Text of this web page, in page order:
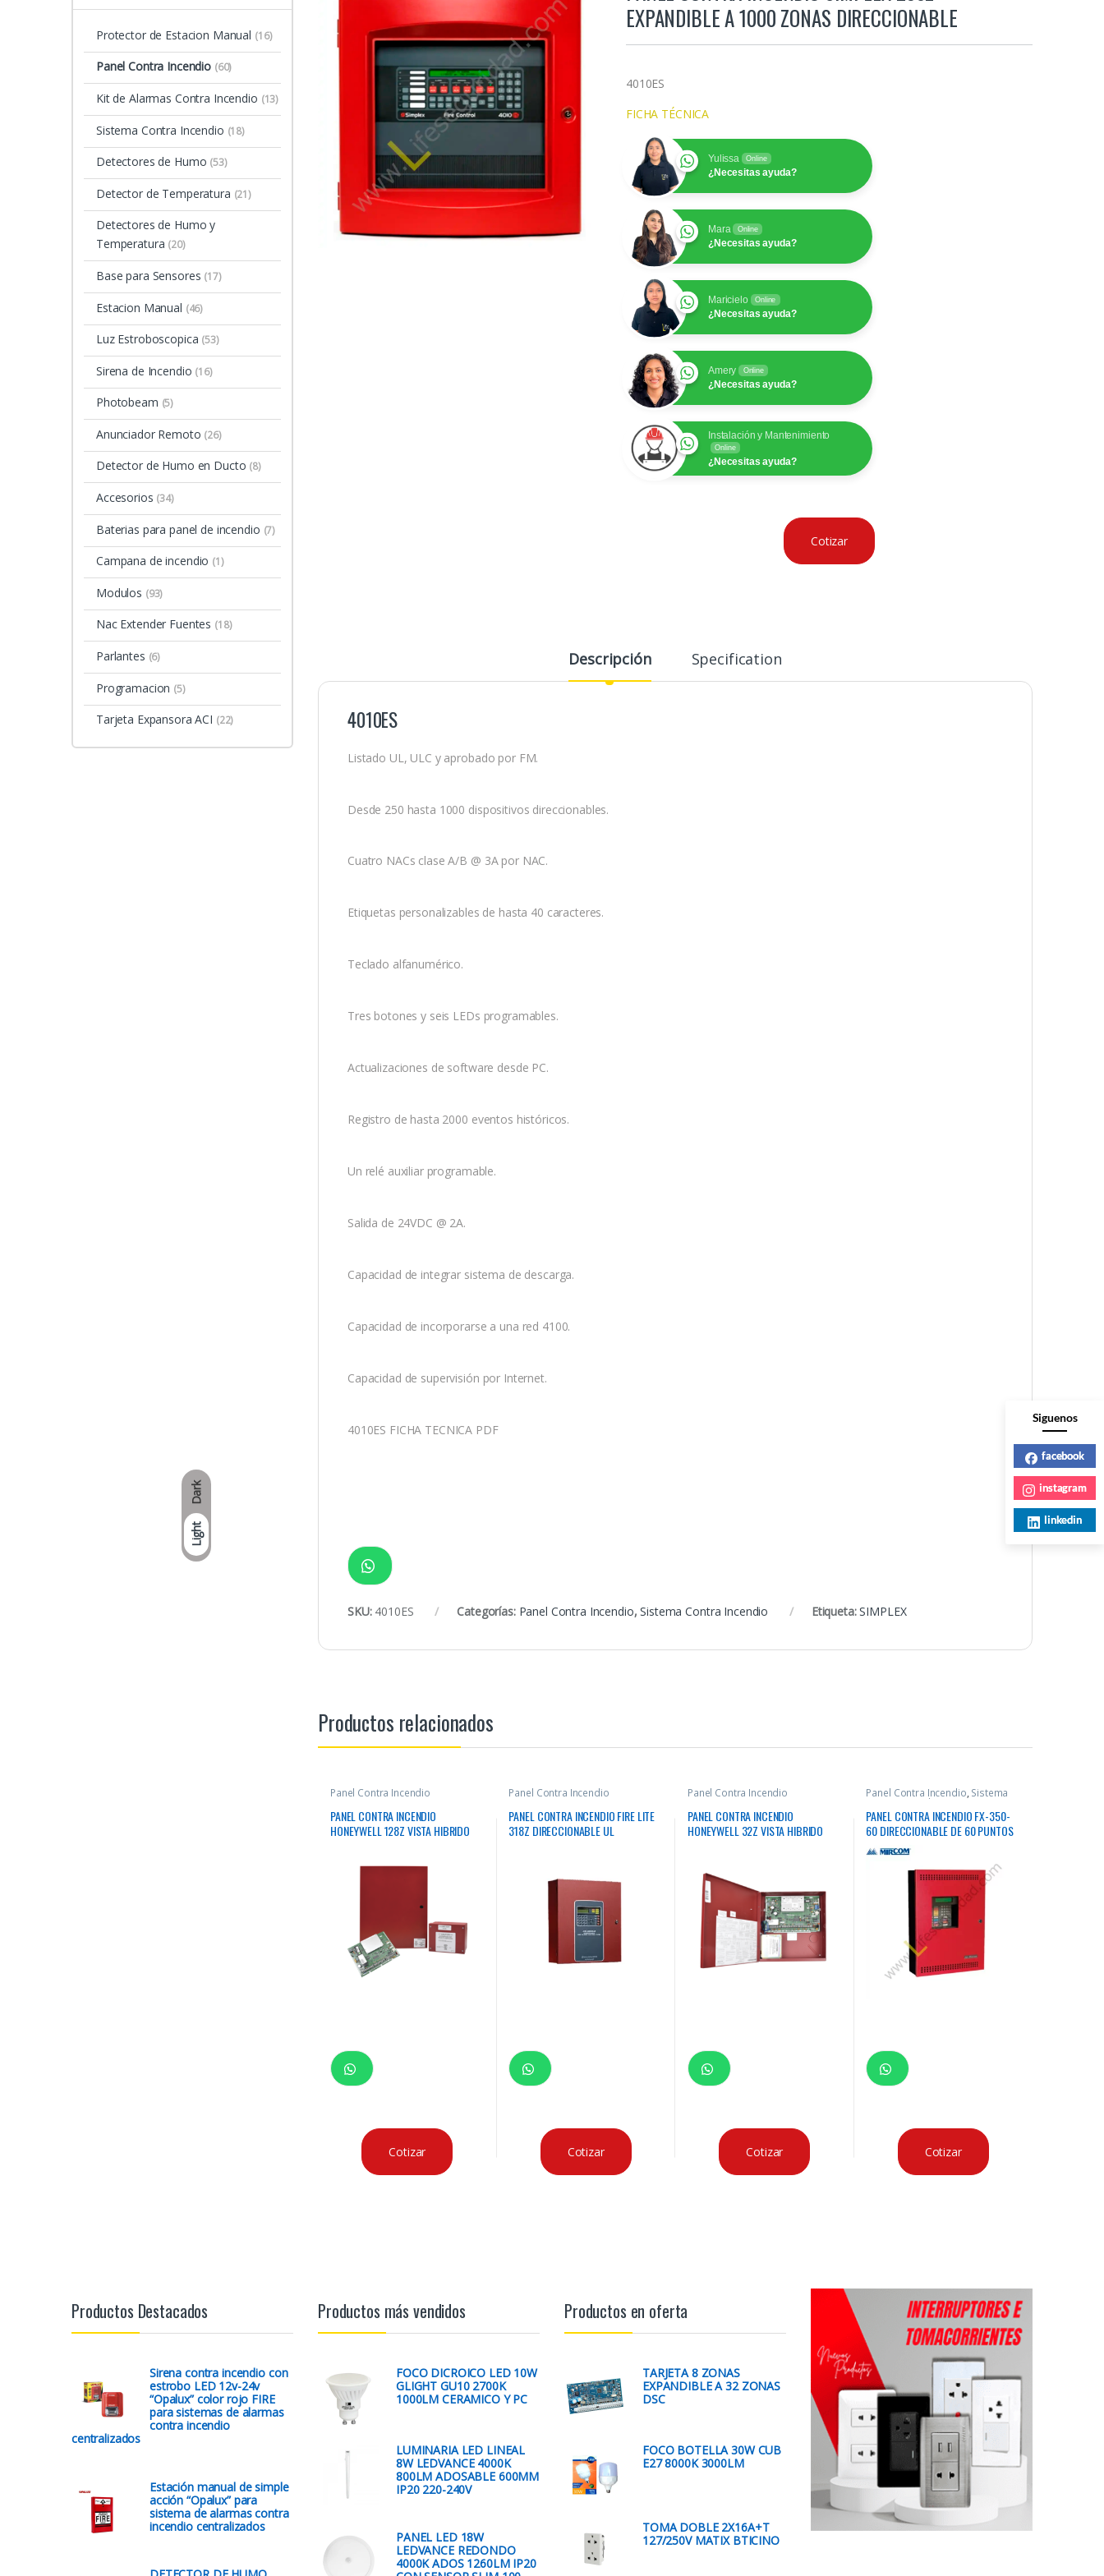
Dark
Light
EXPANDIBLE A 1000 ZONAS DIRECCIONABLE
4010ES
FICHA TÉCNICA
Yulissa Online
¿Necesitas ayuda?
Mara Online
¿Necesitas ayuda?
Maricielo Online
¿Necesitas ayuda?
Amery Online
¿Necesitas ayuda?
Instalación y Mantenimiento
Online
¿Necesitas ayuda?
Cotizar
Descripción Specification
4010ES
Listado UL, ULC y aprobado por FM.
Desde 250 hasta 1000 dispositivos direccionables.
Cuatro NACs clase A/B @ 3A por NAC.
Etiquetas personalizables de hasta 40 caracteres.
Teclado alfanumérico.
Tres botones y seis LEDs programables.
Actualizaciones de software desde PC.
Registro de hasta 2000 eventos históricos.
Un relé auxiliar programable.
Salida de 24VDC @ 2A.
Capacidad de integrar sistema de descarga.
Capacidad de incorporarse a una red 4100.
Capacidad de supervisión por Internet.
4010ES FICHA TECNICA PDF
SKU: 4010ES Categorías: Panel Contra Incendio,Sistema Contra Incendio Etiqueta:SIMPLEX
Productos relacionados
Panel Contra Incendio
PANEL CONTRA INCENDIO
HONEYWELL 128Z VISTA HIBRIDO
Cotizar
Panel Contra Incendio
PANEL CONTRA INCENDIO FIRE LITE
318Z DIRECCIONABLE UL
Cotizar
Panel Contra Incendio
PANEL CONTRA INCENDIO
HONEYWELL 32Z VISTA HIBRIDO
Cotizar
Panel Contra Incendio, Sistema
Contra Incendio
PANEL CONTRA INCENDIO FX-350-
60 DIRECCIONABLE DE 60 PUNTOS
MIRCOM
Cotizar
Protector de Estacion Manual (16)
Panel Contra Incendio (60)
Kit de Alarmas Contra Incendio (13)
Sistema Contra Incendio (18)
Detectores de Humo (53)
Detector de Temperatura (21)
Detectores de Humo y
Temperatura (20)
Base para Sensores (17)
Estacion Manual (46)
Luz Estroboscopica (53)
Sirena de Incendio (16)
Photobeam (5)
Anunciador Remoto (26)
Detector de Humo en Ducto (8)
Accesorios (34)
Baterias para panel de incendio (7)
Campana de incendio (1)
Modulos (93)
Nac Extender Fuentes (18)
Parlantes (6)
Programacion (5)
Tarjeta Expansora ACI (22)
Productos Destacados
Sirena contra incendio con
estrobo LED 12v-24v
“Opalux” color rojo FIRE
para sistemas de alarmas
contra incendio
centralizados
Estación manual de simple
acción “Opalux” para
sistema de alarmas contra
incendio centralizados
Productos más vendidos
FOCO DICROICO LED 10W
GLIGHT GU10 2700K
1000LM CERAMICO Y PC
LUMINARIA LED LINEAL
8W LEDVANCE 4000K
800LM ADOSABLE 600MM
IP20 220-240V
PANEL LED 18W
LEDVANCE REDONDO
4000K ADOS 1260LM IP20
Productos en oferta
TARJETA 8 ZONAS
EXPANDIBLE A 32 ZONAS
DSC
FOCO BOTELLA 30W CUB
E27 8000K 3000LM
TOMA DOBLE 2X16A+T
127/250V MATIX BTICINO
Siguenos
facebook
instagram
linkedin